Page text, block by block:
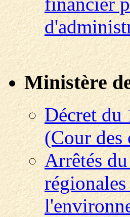
Ministère
Décret du
(Cour des
Arrêtés